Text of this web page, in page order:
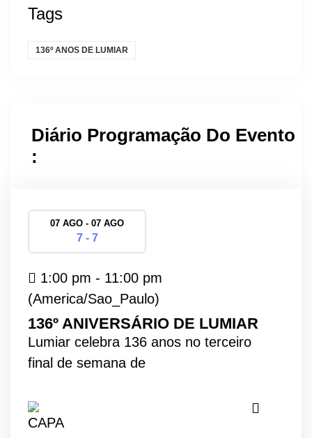
Tags
136º ANOS DE LUMIAR
Diário Programação Do Evento
:
07 AGO - 07 AGO
7 - 7
1:00 pm - 11:00 pm
(America/Sao_Paulo)
136º ANIVERSÁRIO DE LUMIAR
Lumiar celebra 136 anos no terceiro
final de semana de